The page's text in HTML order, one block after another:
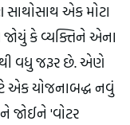
એક મોટા
કે વ્યક્તિને એના
વધુ જરૂર છે. એણે
એક યોજનાબદ્ધ નવું
જોઈને 'વોટર